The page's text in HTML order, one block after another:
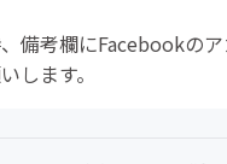
備考欄にFacebookの
します。